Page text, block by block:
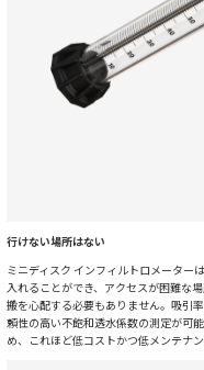
行けない場所はない
ミニディスク インフィルトロメーター
入れることができ、アクセスが困難な
搬を心配する必要もありません。吸引
頼性の高い不飽和透水係数の測定が可
め、これほど低コストかつ低メンテナ